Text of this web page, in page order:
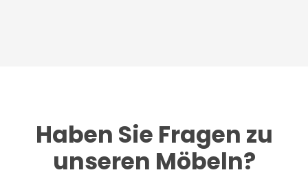
Haben Sie Fragen zu
unseren Möbeln?